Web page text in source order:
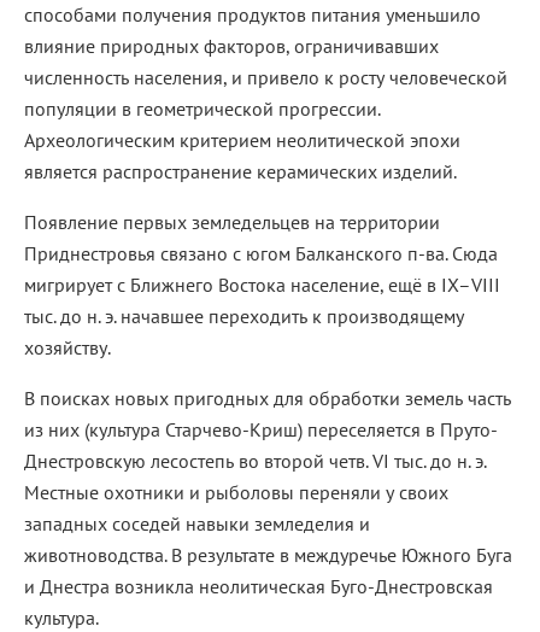
способами получения продуктов питания уменьшило
влияние природных факторов, ограничивавших
численность населения, и привело к росту человеческой
популяции в геометрической прогрессии.
Археологическим критерием неолитической эпохи
является распространение керамических изделий.
Появление первых земледельцев на территории
Приднестровья связано с югом Балканского п-ва. Сюда
мигрирует с Ближнего Востока население, ещё в IX–VIII
тыс. до н. э. начавшее переходить к производящему
хозяйству.
В поисках новых пригодных для обработки земель часть
из них (культура Старчево-Криш) переселяется в Пруто-
Днестровскую лесостепь во второй четв. VI тыс. до н. э.
Местные охотники и рыболовы переняли у своих
западных соседей навыки земледелия и
животноводства. В результате в междуречье Южного Буга
и Днестра возникла неолитическая Буго-Днестровская
культура.